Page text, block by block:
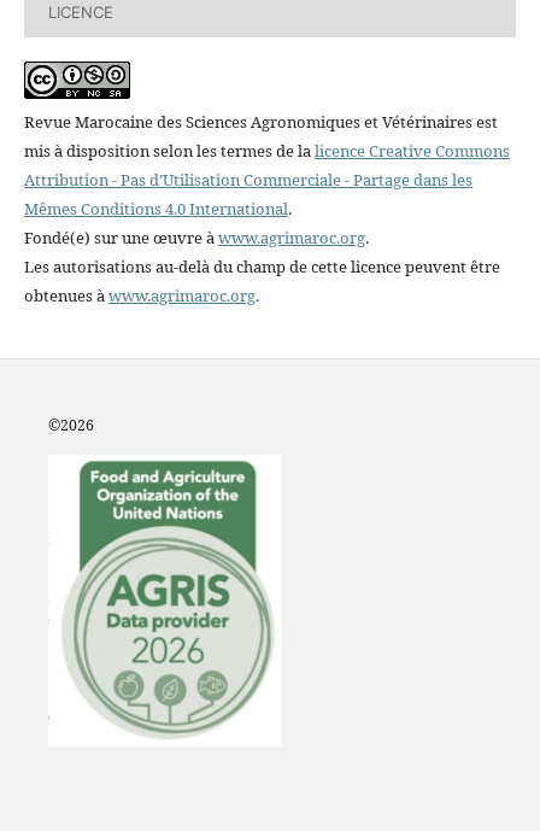
LICENCE
Revue Marocaine des Sciences Agronomiques et Vétérinaires est
mis à disposition selon les termes de lalicence Creative Commons
Attribution - Pas d’Utilisation Commerciale - Partage dans les
Mêmes Conditions 4.0 International.
Fondé(e) sur une œuvre àwww.agrimaroc.org.
Les autorisations au-delà du champ de cette licence peuvent être
obtenues àwww.agrimaroc.org.
©2026